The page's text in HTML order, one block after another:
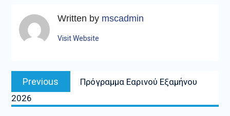
Written by mscadmin
Visit Website
Πλοήγηση
άρθρων
Previous
Previous
post:
Πρόγραμμα Εαρινού Εξαμήνου
2026